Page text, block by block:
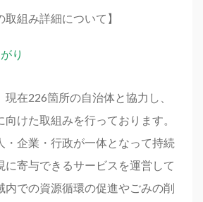
取組み詳細について】
り
現在226箇所の自治体と協力し、
けた取組みを行っております。
・企業・行政が一体となって持続
に寄与できるサービスを運営して
内での資源循環の促進やごみの削